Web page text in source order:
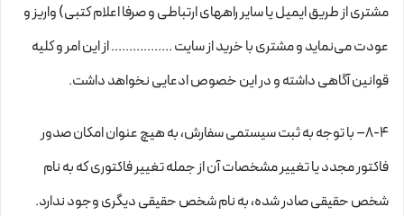
مشتری از طریق ایمیل یا سایر راههای ارتباطی و صرفا اعلام کتبی) واریز و
عودت می‌نماید و مشتری با خرید از سایت ................. از این امر و کلیه
قوانین آگاهی داشته و در این خصوص ادعایی نخواهد داشت.
8-۴– با توجه به ثبت سیستمی سفارش، به هیچ عنوان امکان صدور
فاکتور مجدد یا تغییر مشخصات آن از جمله تغییر فاکتوری که به نام
شخص حقیقی صادر شده، به نام شخص حقیقی دیگری وجود ندارد.